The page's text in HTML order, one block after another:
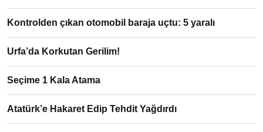
Kontrolden çıkan otomobil baraja uçtu: 5 yaralı
Urfa’da Korkutan Gerilim!
Seçime 1 Kala Atama
Atatürk’e Hakaret Edip Tehdit Yağdırdı